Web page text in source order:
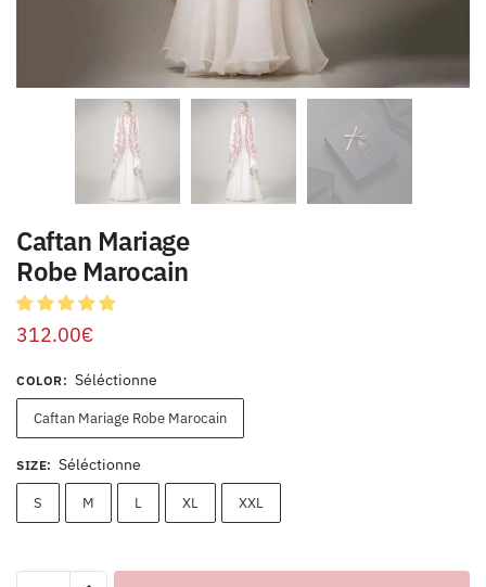
Caftan Mariage
Robe Marocain
312.00€
COLOR: Séléctionne
Caftan Mariage Robe Marocain
SIZE: Séléctionne
S M L XL XXL